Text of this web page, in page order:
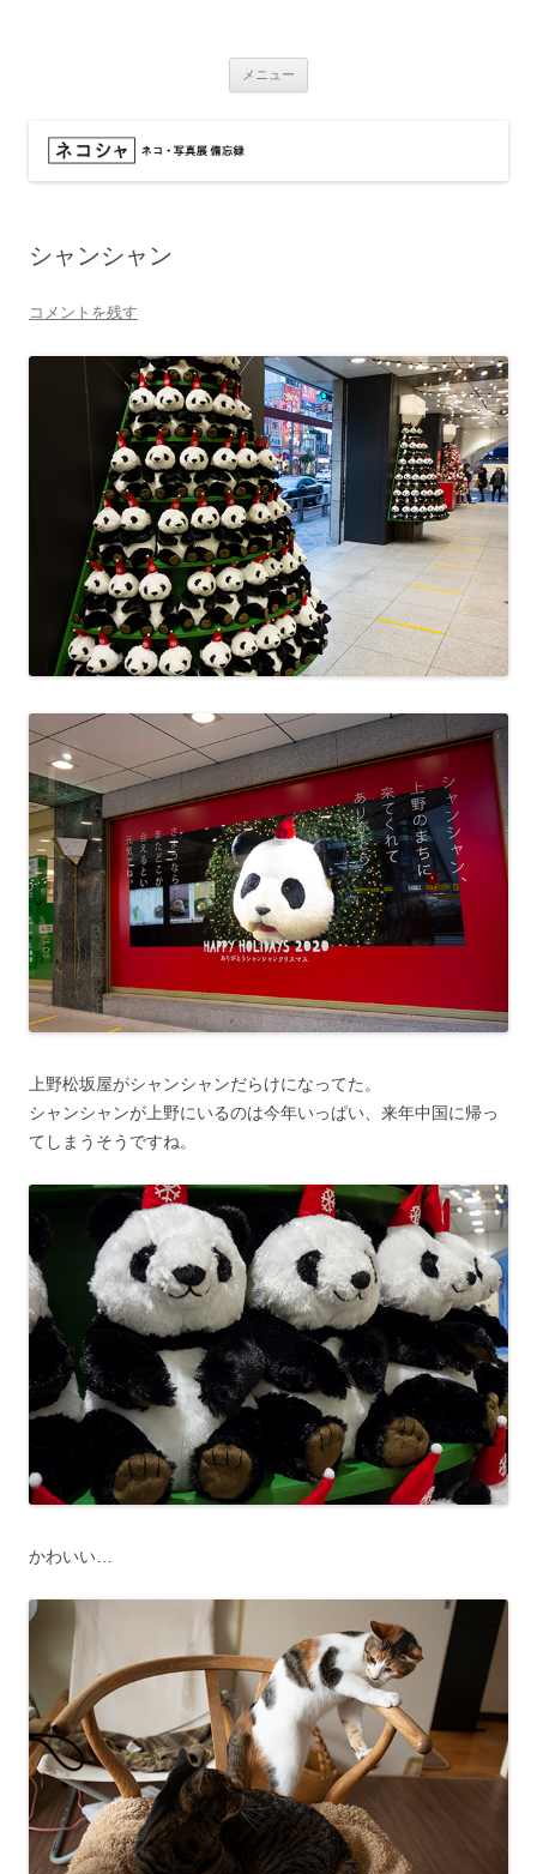
メニュー
シャンシャン
コメントを残す
上野松坂屋がシャンシャンだらけになってた。
シャンシャンが上野にいるのは今年いっぱい、来年中国に帰っ
てしまうそうですね。
かわいい…